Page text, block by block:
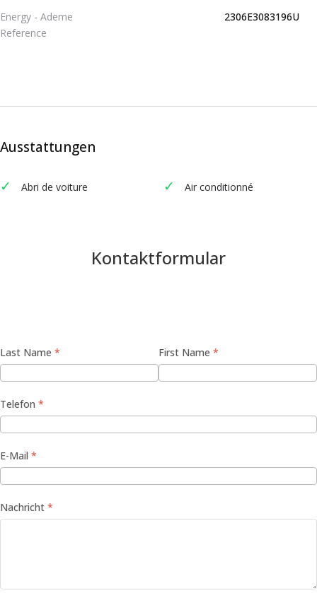
Energy - Ademe
Reference
2306E3083196U
Ausstattungen
Abri de voiture Air conditionné
Kontaktformular
Last Name First Name
Telefon
E-Mail
Nachricht